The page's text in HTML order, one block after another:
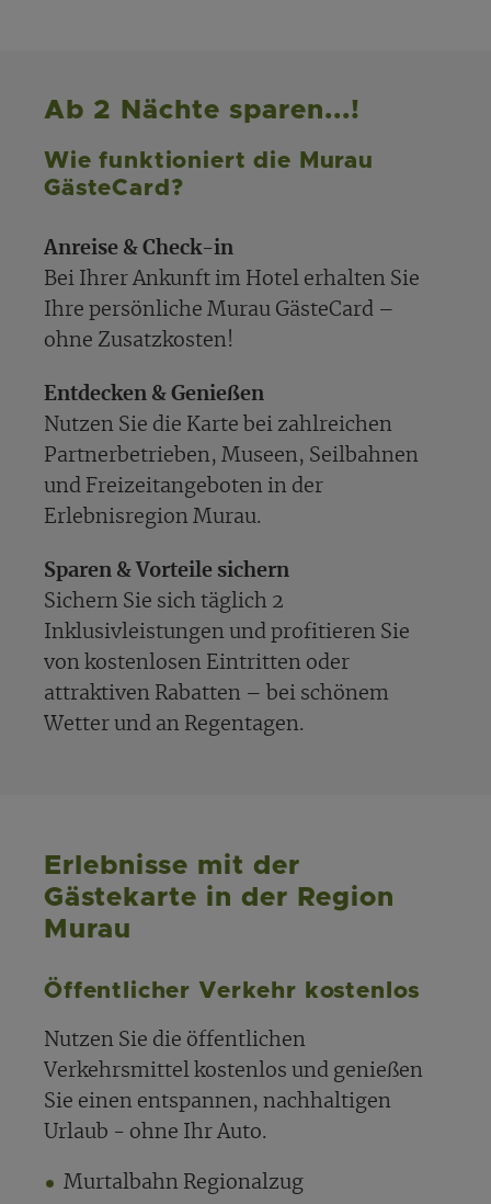
Ab 2 Nächte sparen...!
Wie funktioniert die Murau
GästeCard?
Anreise & Check-in
Bei Ihrer Ankunft im Hotel erhalten Sie
Ihre persönliche Murau GästeCard –
ohne Zusatzkosten!
Entdecken & Genießen
Nutzen Sie die Karte bei zahlreichen
Partnerbetrieben, Museen, Seilbahnen
und Freizeitangeboten in der
Erlebnisregion Murau.
Sparen & Vorteile sichern
Sichern Sie sich täglich 2
Inklusivleistungen und profitieren Sie
von kostenlosen Eintritten oder
attraktiven Rabatten – bei schönem
Wetter und an Regentagen.
Erlebnisse mit der
Gästekarte in der Region
Murau
Öffentlicher Verkehr kostenlos
Nutzen Sie die öffentlichen
Verkehrsmittel kostenlos und genießen
Sie einen entspannen, nachhaltigen
Urlaub - ohne Ihr Auto.
Murtalbahn Regionalzug